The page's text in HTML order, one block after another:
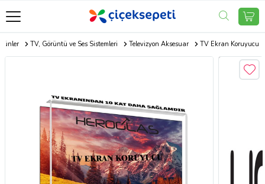
TV, Görüntü ve Ses Sistemleri Televizyon Aksesuar TV Ekran Koruyucu